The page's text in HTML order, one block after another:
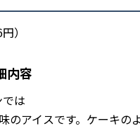
）
内容
は
のアイスです。ケーキの